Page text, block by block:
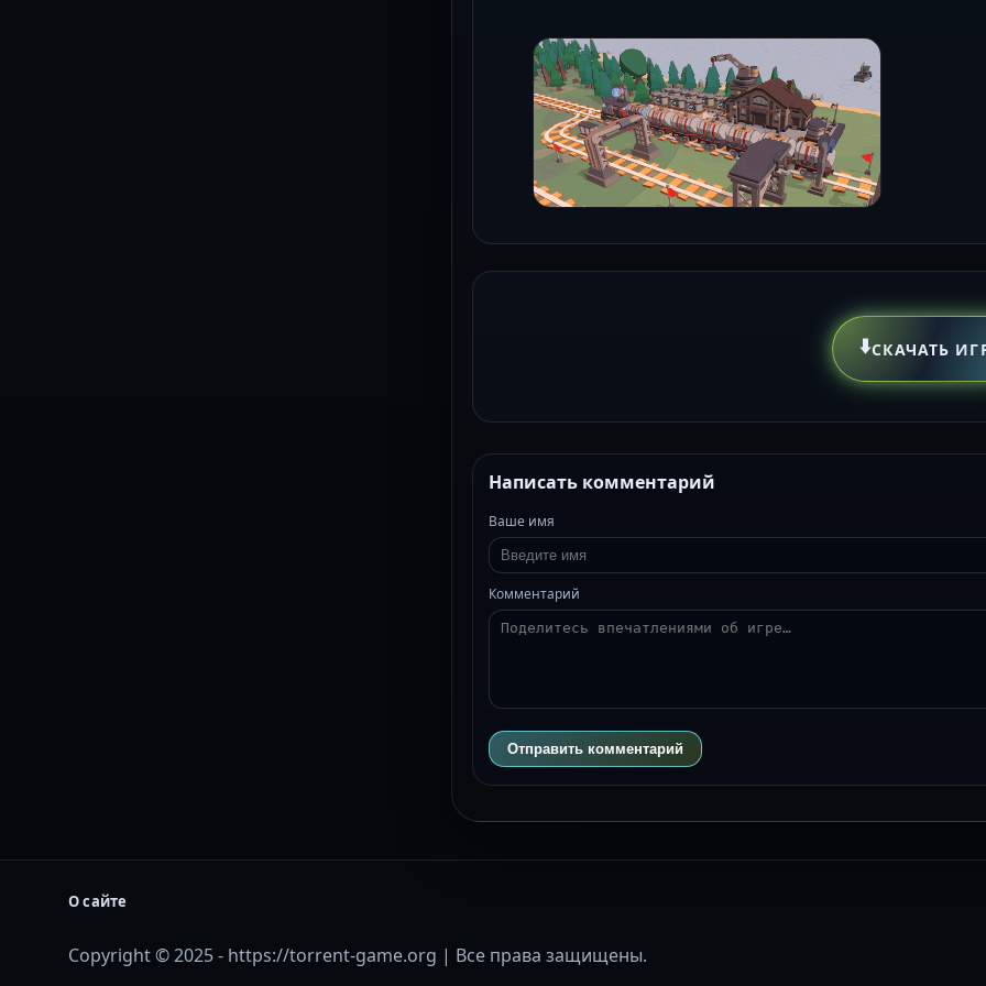
⬇️СКАЧАТЬ
Написать комментарий
Ваше имя
Комментарий
Отправить комментарий
О сайте
Copyright © 2025 - https://torrent-game.org | Все права защищены.